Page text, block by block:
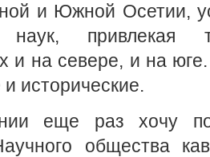
и Южной Осетии,
привлекая
и на севере, и на
исторические.
еще раз хочу
общества